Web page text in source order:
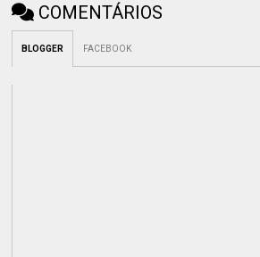
COMENTÁRIOS
BLOGGER FACEBOOK